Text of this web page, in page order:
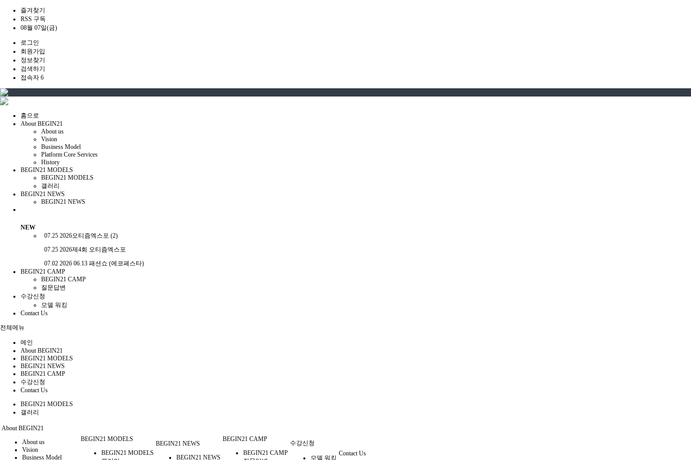
즐겨찾기
RSS 구독
08월 07일(금)
로그인
회원가입
정보찾기
검색하기
접속자 6
홈으로
About BEGIN21
About us
Vision
Business Model
Platform Core Services
History
BEGIN21 MODELS
BEGIN21 MODELS
갤러리
BEGIN21 NEWS
BEGIN21 NEWS
NEW
07.25 2026오티즘엑스포 (2)
07.25 2026제4회 오티즘엑스포
07.02 2026 06.13 패션쇼 (에코페스타)
BEGIN21 CAMP
BEGIN21 CAMP
질문답변
수강신청
모델 워킹
Contact Us
전체메뉴
메인
About BEGIN21
BEGIN21 MODELS
BEGIN21 NEWS
BEGIN21 CAMP
수강신청
Contact Us
BEGIN21 MODELS
갤러리
About BEGIN21
About us
Vision
Business Model
BEGIN21 MODELS
BEGIN21 MODELS
BEGIN21 NEWS
BEGIN21 NEWS
BEGIN21 CAMP
BEGIN21 CAMP
수강신청
모델 워킹
Contact Us